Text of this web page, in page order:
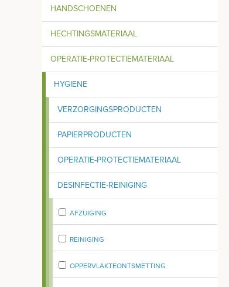
HANDSCHOENEN
HECHTINGSMATERIAAL
OPERATIE-PROTECTIEMATERIAAL
HYGIENE
VERZORGINGSPRODUCTEN
PAPIERPRODUCTEN
OPERATIE-PROTECTIEMATERIAAL
DESINFECTIE-REINIGING
AFZUIGING
REINIGING
OPPERVLAKTEONTSMETTING